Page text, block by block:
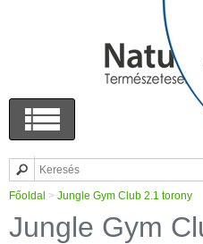
Főoldal > Jungle Gym Club 2.1 torony
Jungle Gym